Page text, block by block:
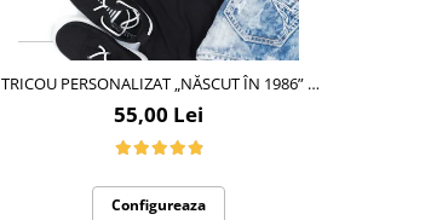
TRICOU PERSONALIZAT „NĂSCUT ÎN 1986” –
CADOU ANIVERSAR CU MESAJ AMUZANT
55,00 Lei
Configureaza